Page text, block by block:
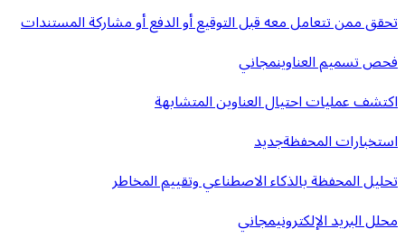
تحقق ممن تتعامل معه قبل التوقيع أو الدفع أو مشاركة المستندات
فحص تسميم العناوينمجاني
اكتشف عمليات احتيال العناوين المتشابهة
استخبارات المحفظةجديد
تحليل المحفظة بالذكاء الاصطناعي وتقييم المخاطر
محلل البريد الإلكترونيمجاني